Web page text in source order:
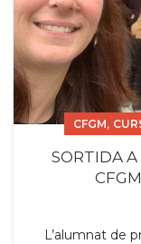
CFGM,
SORTIDA
L’alumnat de